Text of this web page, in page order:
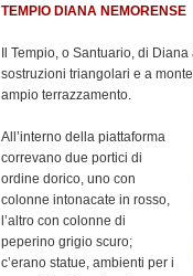
TEMPIO DIANA NEMORENSE
Il Tempio, o Santuario, di
sostruzioni triangolari e a
ampio terrazzamento.
All’interno della piattaforma
correvano due portici di
ordine dorico, uno con
colonne intonacate in rosso,
l’altro con colonne di
peperino grigio scuro;
c’erano statue, ambienti per i